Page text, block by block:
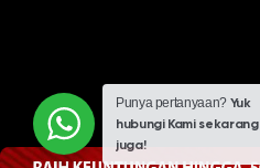
Punya pertanyaan? Yuk
hubungi Kami sekarang
juga!